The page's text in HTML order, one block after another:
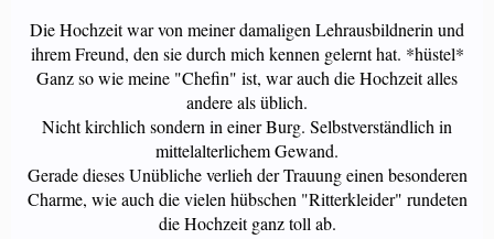
Die Hochzeit war von meiner damaligen Lehrausbildnerin und
ihrem Freund, den sie durch mich kennen gelernt hat. *hüstel*
Ganz so wie meine "Chefin" ist, war auch die Hochzeit alles
andere als üblich.
Nicht kirchlich sondern in einer Burg. Selbstverständlich in
mittelalterlichem Gewand.
Gerade dieses Unübliche verlieh der Trauung einen besonderen
Charme, wie auch die vielen hübschen "Ritterkleider" rundeten
die Hochzeit ganz toll ab.